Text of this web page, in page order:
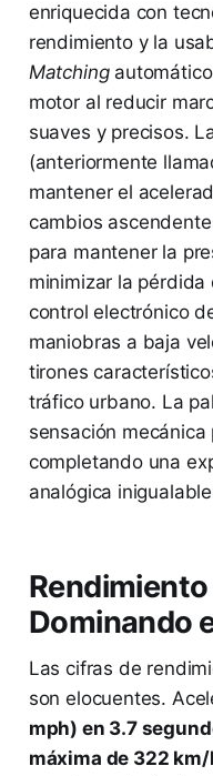
enriquecida con
rendimiento y la
Matchingautomático
motor al reducir
suaves y precisos.
(anteriormente
mantener el
cambios
para mantener la
minimizar la
control electrónico
maniobras a baja
tirones
tráfico urbano. La
sensación
completando una
analógica
Dominando
Las cifras de
son elocuentes.
mph) en 3.7
máxima de 322